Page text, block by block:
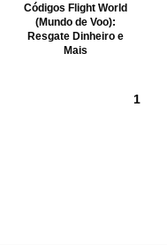
Códigos Flight World
(Mundo de Voo):
Resgate Dinheiro e
Mais
1